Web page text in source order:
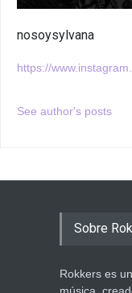
nosoysylvana
https://
See author's posts
Sobre
Rokkers es
música,